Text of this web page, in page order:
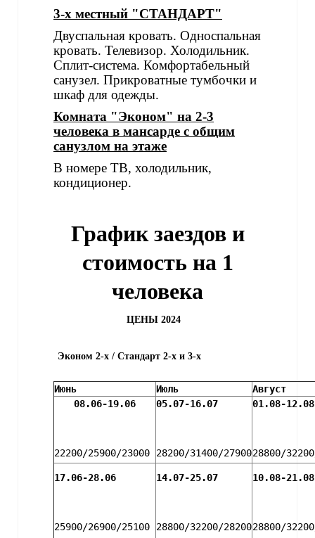
3-х местный "СТАНДАРТ"
Двуспальная кровать. Односпальная
кровать. Телевизор. Холодильник.
Сплит-система. Комфортабельный
санузел. Прикроватные тумбочки и
шкаф для одежды.
Комната "Эконом" на 2-3
человека в мансарде с общим
санузлом на этаже
В номере ТВ, холодильник,
кондиционер.
График заездов и
стоимость на 1
человека
ЦЕНЫ 2024
Эконом 2-х / Стандарт 2-х и 3-х
Июнь Июль
Август
08.06-19.06
22200/25900/23000
05.07-16.07
28200/31400/27900
01.08-12.08
28800/
17.06-28.06
25900/26900/25100
14.07-25.07
28800/32200/28200
10.08-21.08
28800/